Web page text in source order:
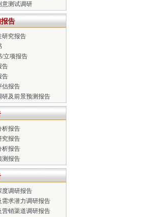
测试调研
告
研究报告
/立项报告
告
告
估报告
研及前景预测报告
析报告
究报告
析报告
测报告
度调研报告
需求潜力调研报告
营销渠道调研报告